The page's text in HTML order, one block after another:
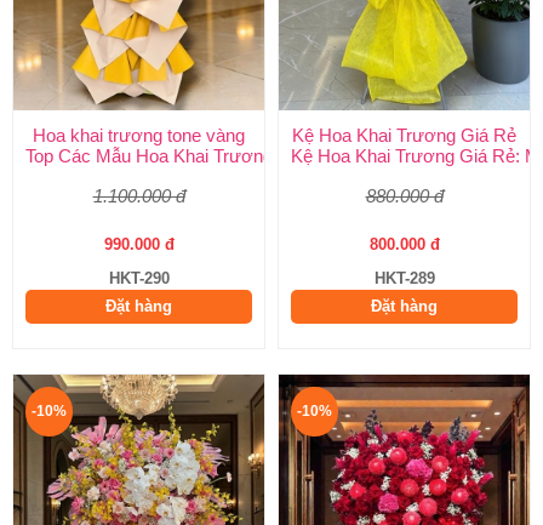
Hoa khai trương tone vàng
Top Các Mẫu Hoa Khai Trương Tone Vàng Đẹp, Sang Trọng,
1.100.000 đ
990.000 đ
HKT-290
Đặt hàng
Kệ Hoa Khai Trương Giá Rẻ
Kệ Hoa Khai Trương Giá Rẻ:
880.000 đ
800.000 đ
HKT-289
Đặt hàng
-10% -10%